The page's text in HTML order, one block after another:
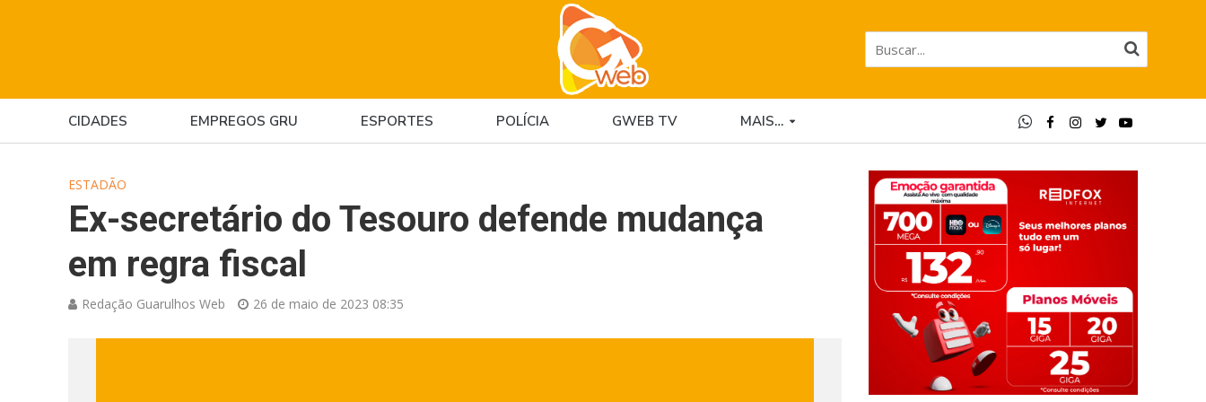
CIDADES EMPREGOS GRU ESPORTES POLÍCIA GWEB TV MAIS…
ESTADÃO
Ex-secretário do Tesouro defende mudança
em regra fiscal
Redação Guarulhos Web 26 de maio de 2023 08:35